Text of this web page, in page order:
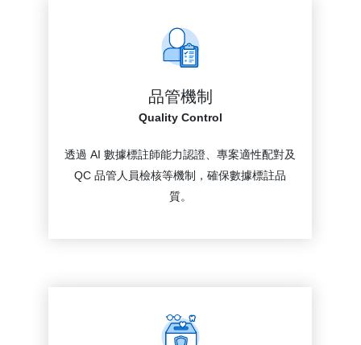
品管機制
Quality Control
透過 AI 數據標註師能力認證、專案適性配對及
QC 品管人員檢核等機制，確保數據標註品
質。